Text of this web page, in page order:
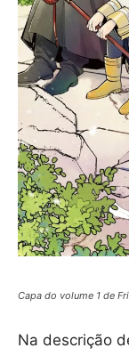
Capa do volume 1 de
Na descrição